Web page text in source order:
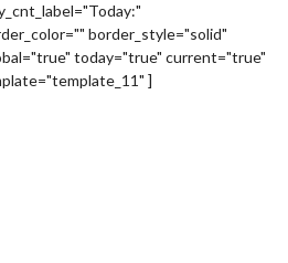
border_style="solid"
today="true" current="true"
]